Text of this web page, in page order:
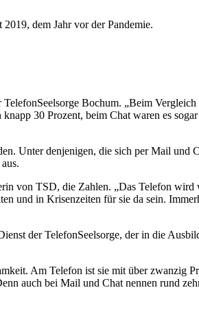
dem Jahr vor der Pandemie.
Bochum. „Beim
30 Prozent, beim Chat waren es
Unter denjenigen, die sich per Mail und
von TSD, die Zahlen. „Das Telefon wird
und in Krisenzeiten für sie da sein.
der TelefonSeelsorge, der in die
Am Telefon ist sie mit über zwanzig
auch bei Mail und Chat nennen rund